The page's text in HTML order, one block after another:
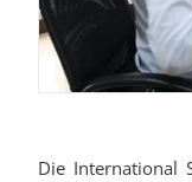
Die International